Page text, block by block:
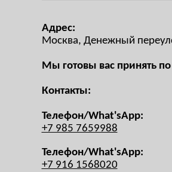
Адрес:
Москва, Денежный
Мы готовы вас принять
Контакты:
Телефон/What'sApp:
+7 985 7659988
Телефон/What'sApp:
+7 916 1568020